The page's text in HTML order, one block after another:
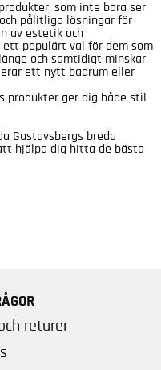
som inte bara ser
pålitliga lösningar för
av estetik och
populärt val för dem som
och samtidigt minskar
ett nytt badrum eller
produkter ger dig både stil
Gustavsbergs breda
hjälpa dig hitta de bästa
returer